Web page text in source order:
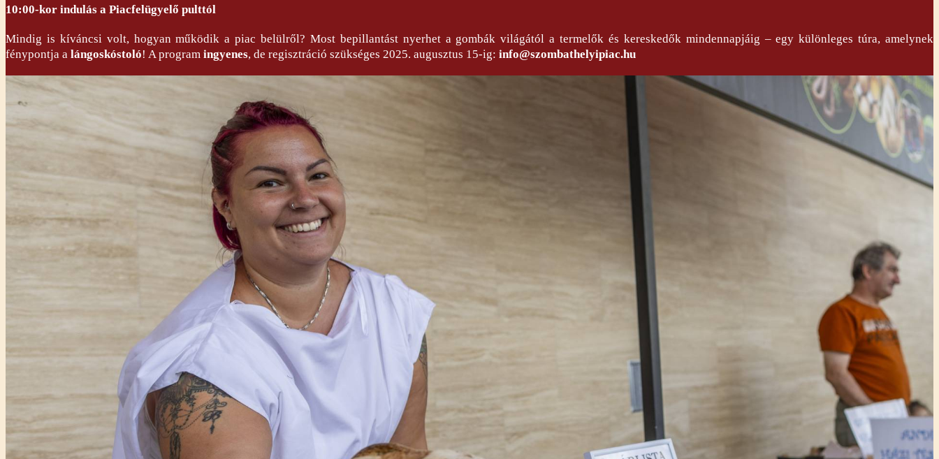
10:00-kor indulás a Piacfelügyelő pulttól
Mindig is kíváncsi volt, hogyan működik a piac belülről? Most bepillantást nyerhet a gombák világától a termelők és kereskedők mindennapjáig – egy különleges túra, amelynek
fénypontja a lángoskóstoló! A program ingyenes, de regisztráció szükséges 2025. augusztus 15-ig: info@szombathelyipiac.hu